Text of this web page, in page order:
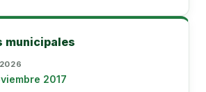
municipales
2017